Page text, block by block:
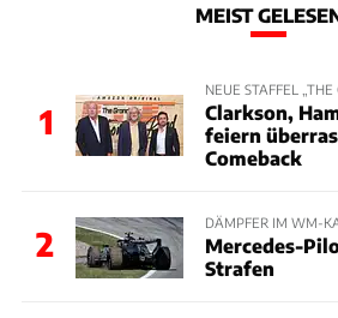
MEIST
1
NEUE STAFFEL
Clarkson,
feiern
Comeback
2
DÄMPFER IM WM-
Mercedes-
Strafen